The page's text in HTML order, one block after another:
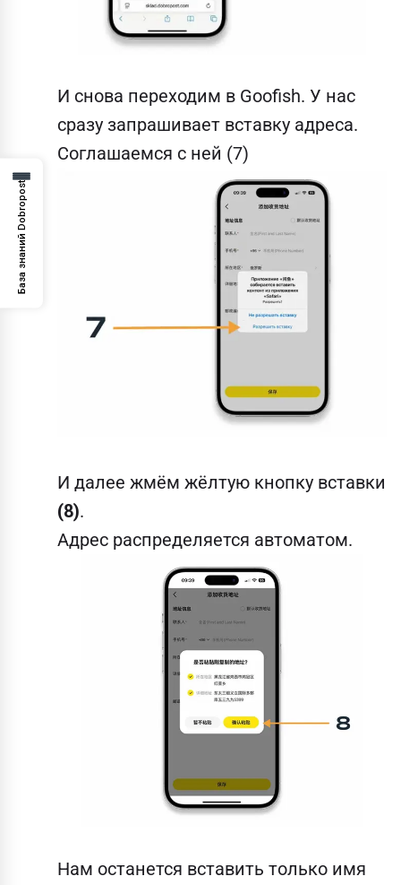
База знаний Dobropost
И снова переходим в Goofish. У нас
сразу запрашивает вставку адреса.
Соглашаемся с ней (7)
И далее жмём жёлтую кнопку вставки
(8).
Адрес распределяется автоматом.
Нам останется вставить только имя